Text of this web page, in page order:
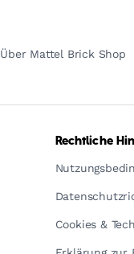
Über Mattel Brick Shop
Rechtliche
Cookies &